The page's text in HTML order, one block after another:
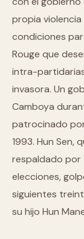
propia
condiciones
Rouge que
intra-
invasora. Un
Camboya
patrocinado por
1993. Hun Sen,
respaldado por
elecciones,
siguientes
su hijo Hun